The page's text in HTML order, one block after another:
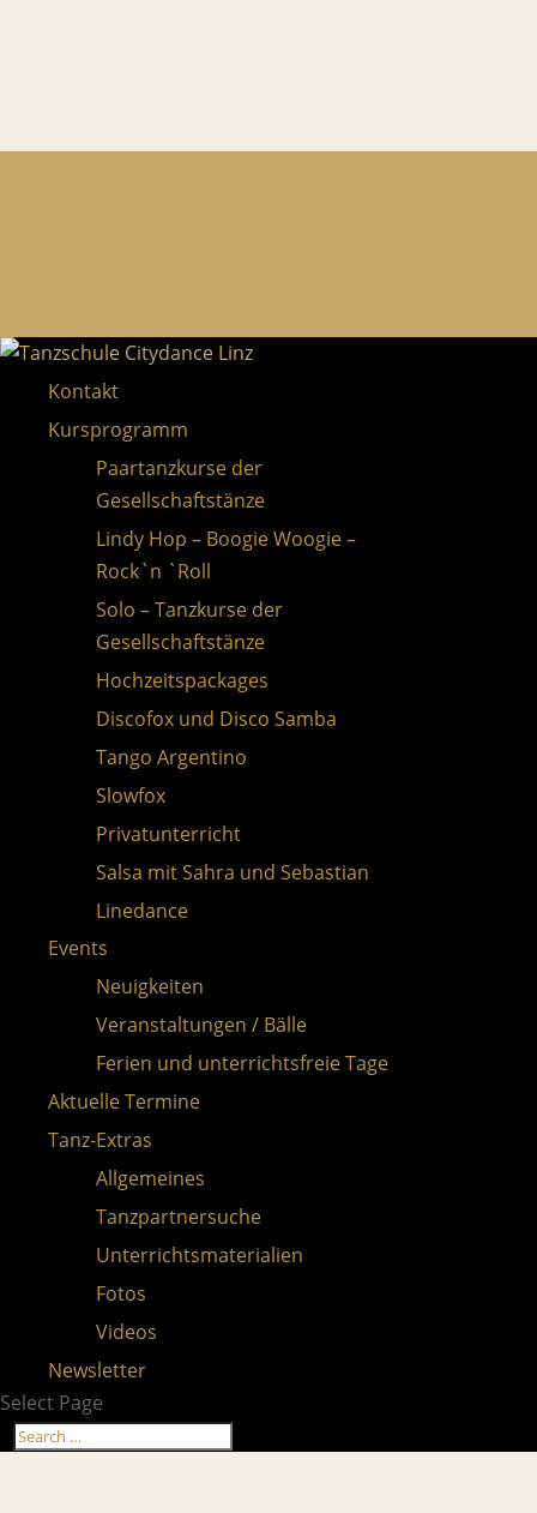
Kontakt
Kursprogramm
Paartanzkurse der
Gesellschaftstänze
Lindy Hop – Boogie Woogie –
Rock`n `Roll
Solo – Tanzkurse der
Gesellschaftstänze
Hochzeitspackages
Discofox und Disco Samba
Tango Argentino
Slowfox
Privatunterricht
Salsa mit Sahra und Sebastian
Linedance
Single
Bachata Sensual aus Barcelona
Kizomba / Urban Kiz
Gutscheine
Events
Neuigkeiten
Veranstaltungen / Bälle
Ferien und unterrichtsfreie Tage
Aktuelle Termine
Tanz-Extras
Allgemeines
Tanzpartnersuche
Unterrichtsmaterialien
Fotos
Videos
Newsletter
Select Page